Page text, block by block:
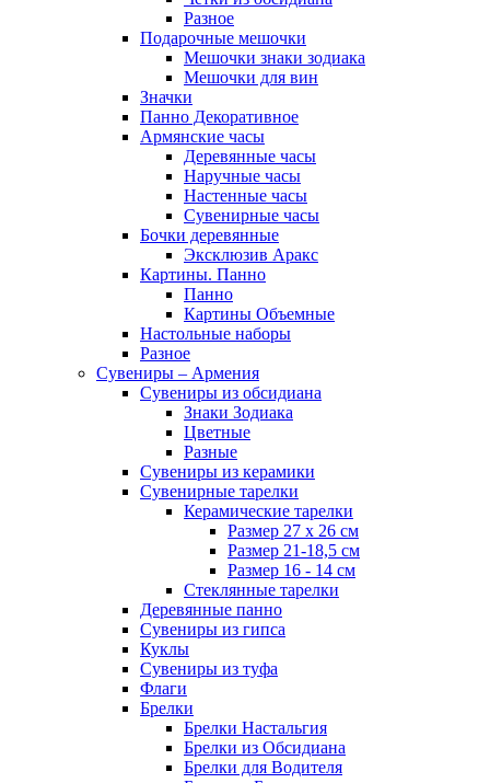
Разное
Подарочные мешочки
Мешочки знаки зодиака
Мешочки для вин
Значки
Панно Декоративное
Армянские часы
Деревянные часы
Наручные часы
Настенные часы
Сувенирные часы
Бочки деревянные
Эксклюзив Аракс
Картины. Панно
Панно
Картины Объемные
Настольные наборы
Разное
Сувениры – Армения
Сувениры из обсидиана
Знаки Зодиака
Цветные
Разные
Сувениры из керамики
Сувенирные тарелки
Керамические тарелки
Размер 27 х 26 см
Размер 21-18,5 см
Размер 16 - 14 см
Стеклянные тарелки
Деревянные панно
Сувениры из гипса
Куклы
Сувениры из туфа
Флаги
Брелки
Брелки Настальгия
Брелки из Обсидиана
Брелки для Водителя